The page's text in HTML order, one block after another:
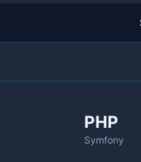
PHP
Symfony